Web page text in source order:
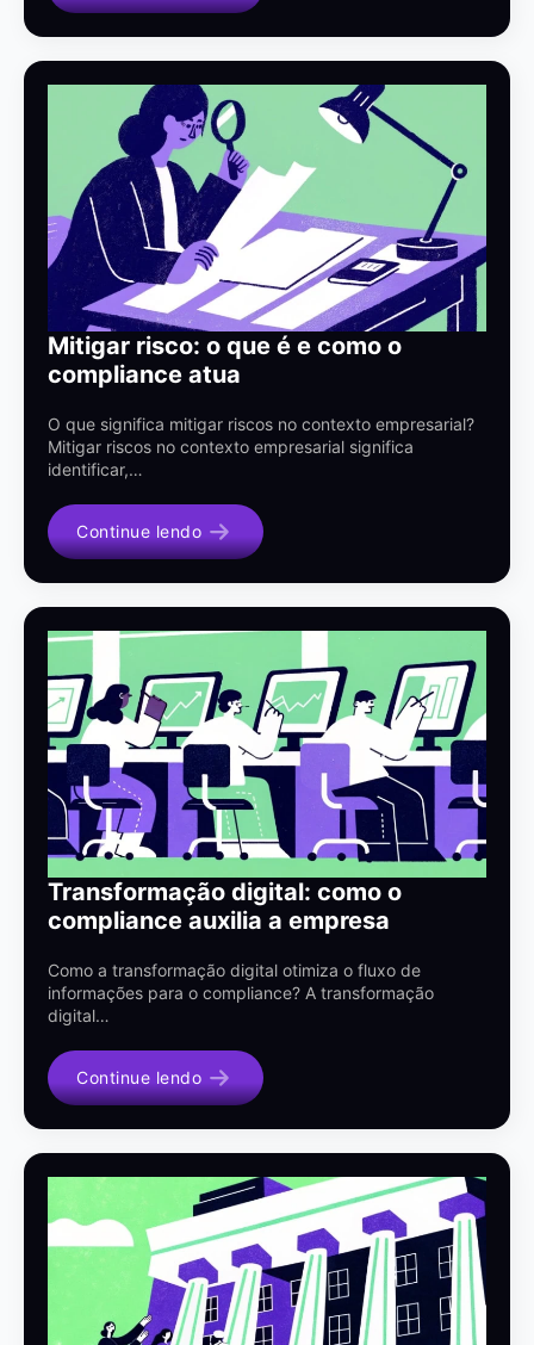
Mitigar risco: o que é e como o
compliance atua
O que significa mitigar riscos no contexto empresarial?
Mitigar riscos no contexto empresarial significa
identificar,…
Continue lendo
Transformação digital: como o
compliance auxilia a empresa
Como a transformação digital otimiza o fluxo de
informações para o compliance? A transformação
digital…
Continue lendo